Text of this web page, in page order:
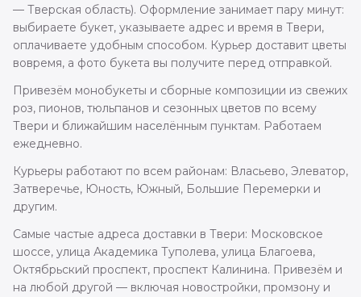
— Тверская область). Оформление занимает пару минут:
выбираете букет, указываете адрес и время в Твери,
оплачиваете удобным способом. Курьер доставит цветы
вовремя, а фото букета вы получите перед отправкой.
Привезём монобукеты и сборные композиции из свежих
роз, пионов, тюльпанов и сезонных цветов по всему
Твери и ближайшим населённым пунктам. Работаем
ежедневно.
Курьеры работают по всем районам: Власьево, Элеватор,
Затверечье, Юность, Южный, Большие Перемерки и
другим.
Самые частые адреса доставки в Твери: Московское
шоссе, улица Академика Туполева, улица Благоева,
Октябрьский проспект, проспект Калинина. Привезём и
на любой другой — включая новостройки, промзону и